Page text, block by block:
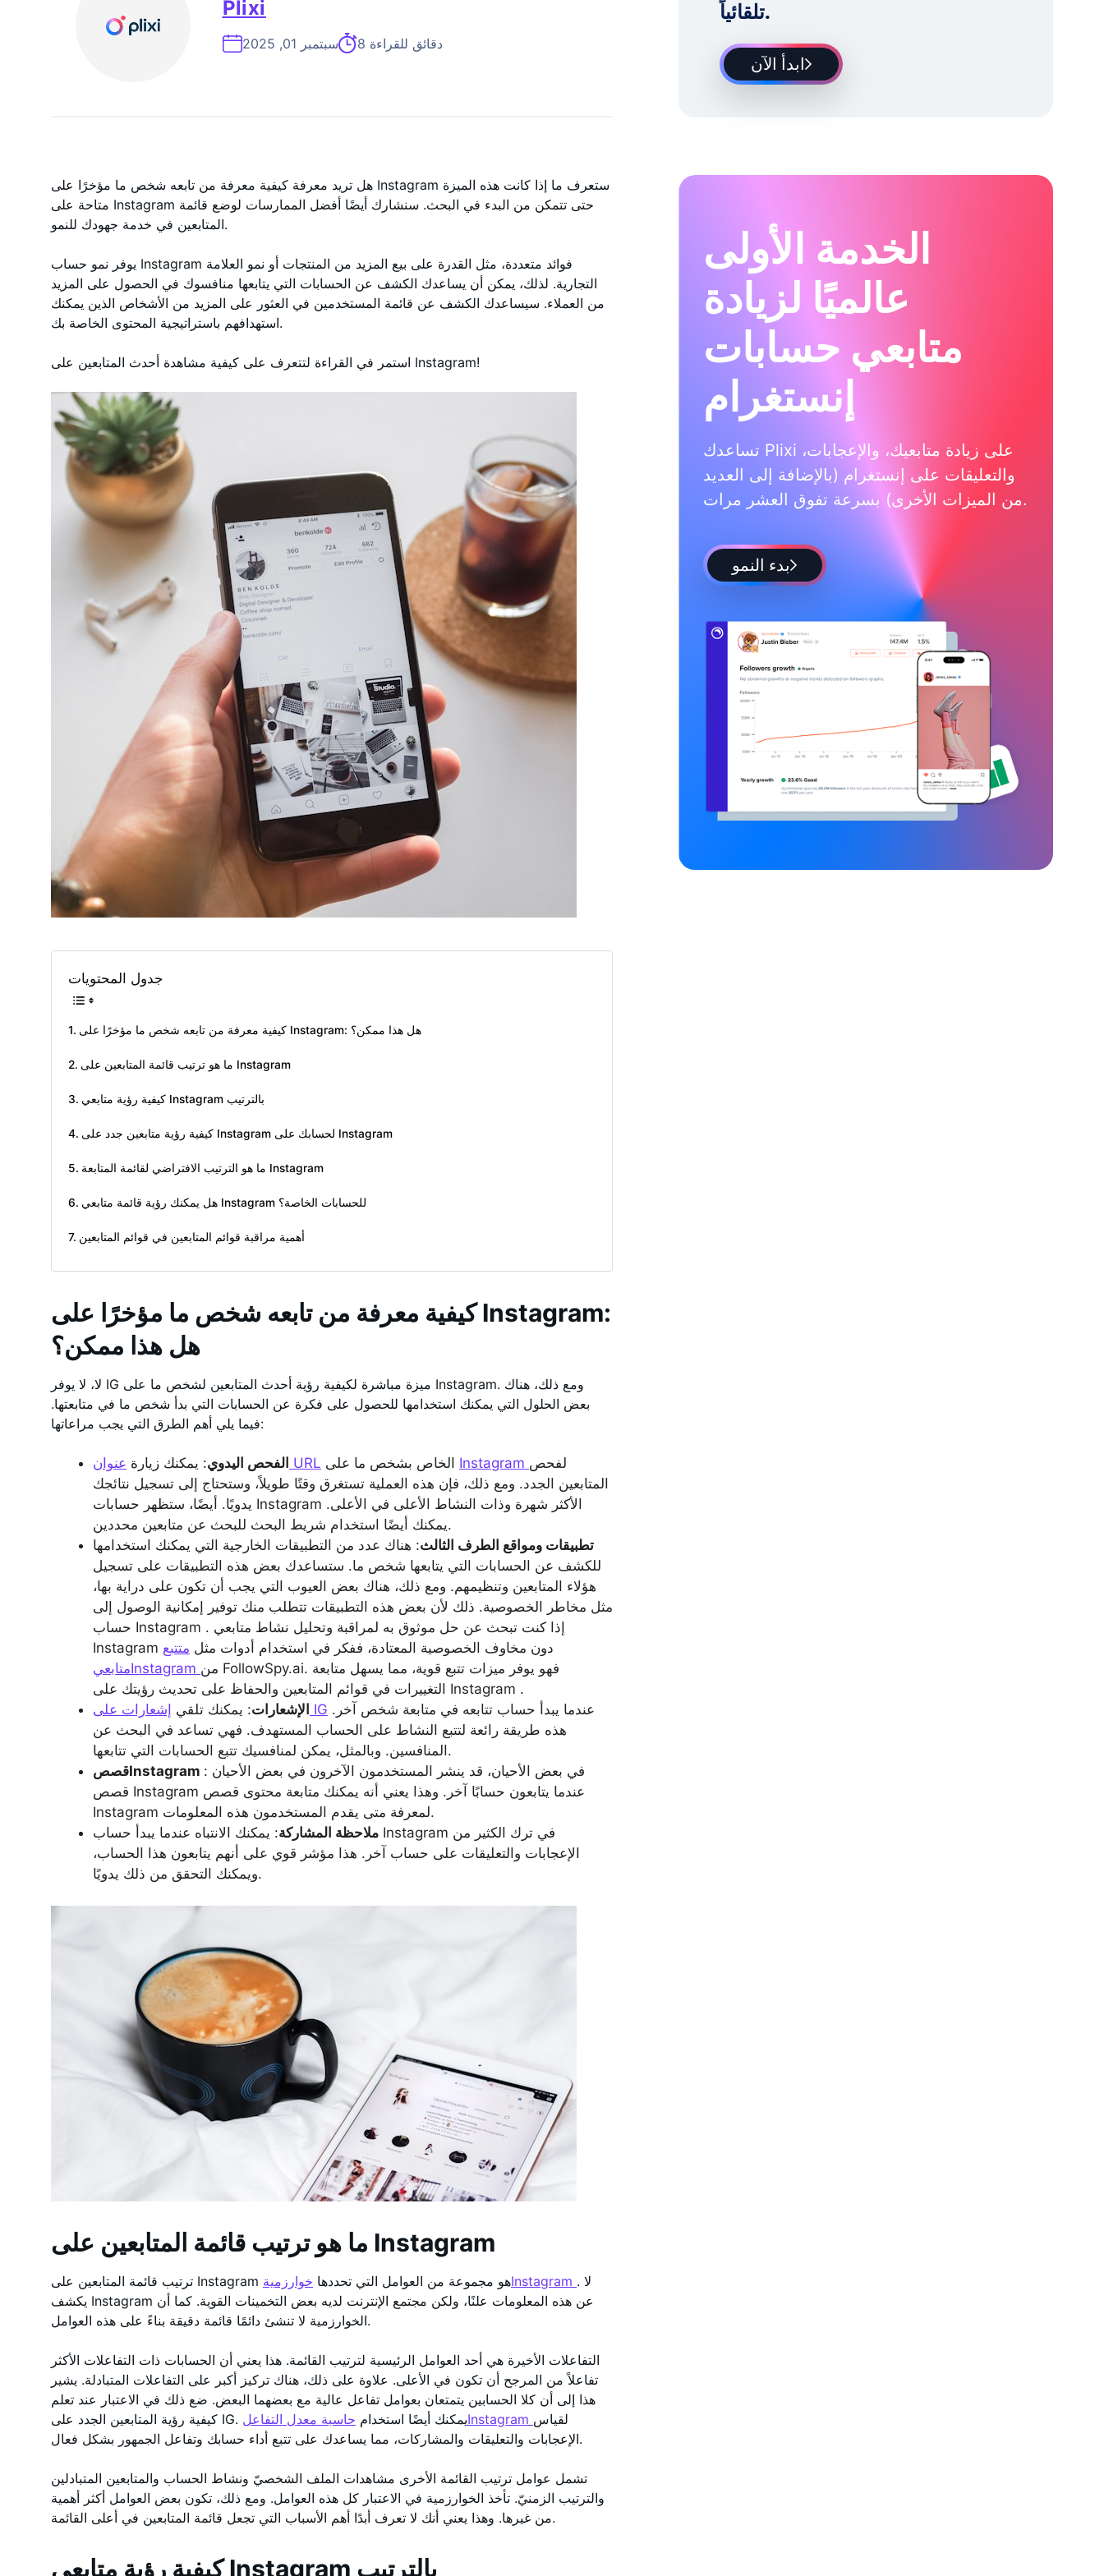
Plixi
سبتمبر 01, 2025 8 دقائق للقراءة
تلقائياً.
ابدأ الآن
هل تريد معرفة كيفية معرفة من تابعه شخص ما مؤخرًا على Instagram ستعرف ما إذا كانت هذه الميزة
متاحة على Instagram حتى تتمكن من البدء في البحث. سنشارك أيضًا أفضل الممارسات لوضع قائمة
المتابعين في خدمة جهودك للنمو.
يوفر نمو حساب Instagram فوائد متعددة، مثل القدرة على بيع المزيد من المنتجات أو نمو العلامة
التجارية. لذلك، يمكن أن يساعدك الكشف عن الحسابات التي يتابعها منافسوك في الحصول على المزيد
من العملاء. سيساعدك الكشف عن قائمة المستخدمين في العثور على المزيد من الأشخاص الذين يمكنك
استهدافهم باستراتيجية المحتوى الخاصة بك.
استمر في القراءة لتتعرف على كيفية مشاهدة أحدث المتابعين على Instagram!
جدول المحتويات
كيفية معرفة من تابعه شخص ما مؤخرًا على Instagram: هل هذا ممكن؟
ما هو ترتيب قائمة المتابعين على Instagram
كيفية رؤية متابعي Instagram بالترتيب
كيفية رؤية متابعين جدد على Instagram لحسابك على Instagram
ما هو الترتيب الافتراضي لقائمة المتابعة Instagram
هل يمكنك رؤية قائمة متابعي Instagram للحسابات الخاصة؟
أهمية مراقبة قوائم المتابعين في قوائم المتابعين
كيفية معرفة من تابعه شخص ما مؤخرًا على Instagram:
هل هذا ممكن؟
لا، لا يوفر IG ميزة مباشرة لكيفية رؤية أحدث المتابعين لشخص ما على Instagram. ومع ذلك، هناك
بعض الحلول التي يمكنك استخدامها للحصول على فكرة عن الحسابات التي بدأ شخص ما في متابعتها.
فيما يلي أهم الطرق التي يجب مراعاتها:
الفحص اليدوي: يمكنك زيارة عنوان URL Instagram لفحص
المتابعين الجدد. ومع ذلك، فإن هذه العملية تستغرق وقتًا طويلاً، وستحتاج إلى تسجيل نتائجك
يدويًا. أيضًا، ستظهر حسابات Instagram الأكثر شهرة وذات النشاط الأعلى في الأعلى.
يمكنك أيضًا استخدام شريط البحث للبحث عن متابعين محددين.
تطبيقات ومواقع الطرف الثالث: هناك عدد من التطبيقات الخارجية التي يمكنك استخدامها
للكشف عن الحسابات التي يتابعها شخص ما. ستساعدك بعض هذه التطبيقات على تسجيل
هؤلاء المتابعين وتنظيمهم. ومع ذلك، هناك بعض العيوب التي يجب أن تكون على دراية بها،
مثل مخاطر الخصوصية. ذلك لأن بعض هذه التطبيقات تتطلب منك توفير إمكانية الوصول إلى
حساب Instagram . إذا كنت تبحث عن حل موثوق به لمراقبة وتحليل نشاط متابعي
Instagram دون مخاوف الخصوصية المعتادة، ففكر في استخدام أدوات مثل متتبع
متابعيInstagram من FollowSpy.ai. فهو يوفر ميزات تتبع قوية، مما يسهل متابعة
التغييرات في قوائم المتابعين والحفاظ على تحديث رؤيتك على Instagram .
الإشعارات: يمكنك تلقي إشعارات على IG
هذه طريقة رائعة لتتبع النشاط على الحساب المستهدف. فهي تساعد في البحث عن
المنافسين. وبالمثل، يمكن لمنافسيك تتبع الحسابات التي تتابعها.
قصصInstagram : في بعض الأحيان، قد ينشر المستخدمون الآخرون في بعض الأحيان
قصص Instagram عندما يتابعون حسابًا آخر. وهذا يعني أنه يمكنك متابعة محتوى قصص
Instagram لمعرفة متى يقدم المستخدمون هذه المعلومات.
ملاحظة المشاركة: يمكنك الانتباه عندما يبدأ حساب Instagram في ترك الكثير من
الإعجابات والتعليقات على حساب آخر. هذا مؤشر قوي على أنهم يتابعون هذا الحساب،
ويمكنك التحقق من ذلك يدويًا.
ما هو ترتيب قائمة المتابعين على Instagram
ترتيب قائمة المتابعين على Instagram هو مجموعة من العوامل التي تحددهاخوارزميةInstagram . لا
يكشف Instagram عن هذه المعلومات علنًا، ولكن مجتمع الإنترنت لديه بعض التخمينات القوية. كما أن
الخوارزمية لا تنشئ دائمًا قائمة دقيقة بناءً على هذه العوامل.
التفاعلات الأخيرة هي أحد العوامل الرئيسية لترتيب القائمة. هذا يعني أن الحسابات ذات التفاعلات الأكثر
تفاعلاً من المرجح أن تكون في الأعلى. علاوة على ذلك، هناك تركيز أكبر على التفاعلات المتبادلة. يشير
هذا إلى أن كلا الحسابين يتمتعان بعوامل تفاعل عالية مع بعضهما البعض. ضع ذلك في الاعتبار عند تعلم
كيفية رؤية المتابعين الجدد على IG. يمكنك أيضًا استخدامحاسبة معدل التفاعلInstagram لقياس
الإعجابات والتعليقات والمشاركات، مما يساعدك على تتبع أداء حسابك وتفاعل الجمهور بشكل فعال.
تشمل عوامل ترتيب القائمة الأخرى مشاهدات الملف الشخصيّ ونشاط الحساب والمتابعين المتبادلين
والترتيب الزمنيّ. تأخذ الخوارزمية في الاعتبار كل هذه العوامل. ومع ذلك، تكون بعض العوامل أكثر أهمية
من غيرها. وهذا يعني أنك لا تعرف أبدًا أهم الأسباب التي تجعل قائمة المتابعين في أعلى القائمة.
كيفية رؤية متابعي Instagram بالترتيب
الخدمة الأولى
عالميًا لزيادة
متابعي حسابات
إنستغرام
تساعدك Plixi على زيادة متابعيك، والإعجابات،
والتعليقات على إنستغرام (بالإضافة إلى العديد
من الميزات الأخرى) بسرعة تفوق العشر مرات.
بدء النمو